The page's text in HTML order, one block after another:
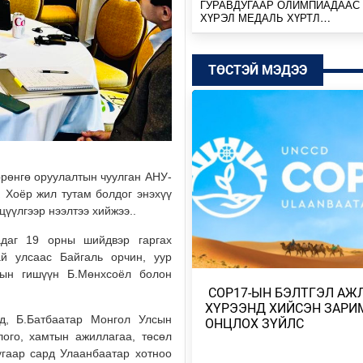
оруулалтын чуулган АНУ-
жил тутам болдог энэхүү
нээлтээ хийжээ..
19 орны шийдвэр гаргах
улсаас Байгаль орчин, уур
гишүүн Б.Мөнхсоёл болон
Б.Батбаатар Монгол Улсын
хамтын ажиллагаа, төсөл
сард Улаанбаатар хотноо
ГУРАВДУГААР
ХҮРЭЛ МЕДАЛЬ ХҮРТЛ…
БАРУУН АЙМГУУДЫН ИХЭНХ
ТӨВИЙН АЙМГУУДЫН БАРУУН
ХОЙД ХЭСГЭ…
ШАТАХУУНЫ ДАВТАН
АВАЛТ 40 ХУВЬТАЙ БАЙНА
2026/08/07
SENZU+S1MPLE НИЙЛЭЭД 396
ДОЛЛАРЫН ҮНЭ ХҮРЭВ
2026/08/07
БАТБААТАРЫН ХУЛАН ЖЮҮ
ДЭЛХИЙН АВАРГА БОЛЖ, ТҮҮХ
БҮТЭЭЛЭЭ
ТӨСТЭЙ МЭДЭЭ
COP17-ЫН БЭЛТГЭЛ
ХҮРЭЭНД ХИЙСЭН
ОНЦЛОХ ЗҮЙЛС